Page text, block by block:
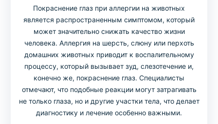
Покраснение глаз при аллергии на животных
является распространенным симптомом, который
может значительно снижать качество жизни
человека. Аллергия на шерсть, слюну или перхоть
домашних животных приводит к воспалительному
процессу, который вызывает зуд, слезотечение и,
конечно же, покраснение глаз. Специалисты
отмечают, что подобные реакции могут затрагивать
не только глаза, но и другие участки тела, что делает
диагностику и лечение особенно важными.